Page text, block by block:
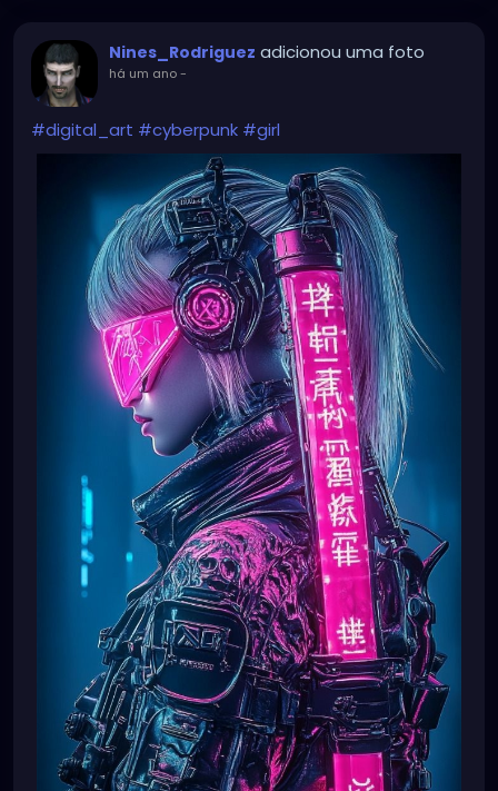
Nines_Rodriguez adicionou uma foto
há um ano-
#digital_art #cyberpunk #girl